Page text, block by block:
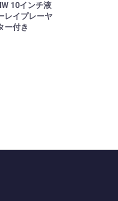
10インチ液
レイプレーヤ
ー付き